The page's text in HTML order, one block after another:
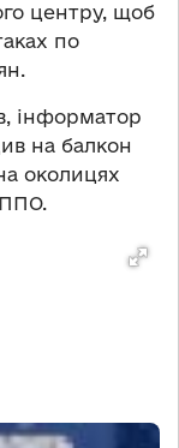
центру, щоб
по
інформатор
на балкон
околицях
ППО.